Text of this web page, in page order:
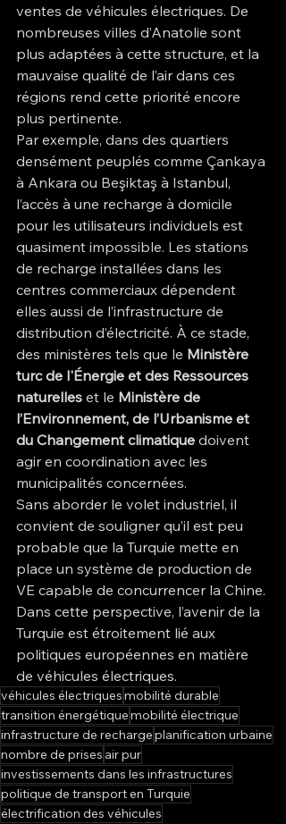
ventes de véhicules électriques. De
nombreuses villes d’Anatolie sont
plus adaptées à cette structure, et la
mauvaise qualité de l’air dans ces
régions rend cette priorité encore
plus pertinente.
Par exemple, dans des quartiers
densément peuplés comme Çankaya
à Ankara ou Beşiktaş à Istanbul,
l’accès à une recharge à domicile
pour les utilisateurs individuels est
quasiment impossible. Les stations
de recharge installées dans les
centres commerciaux dépendent
elles aussi de l’infrastructure de
distribution d’électricité. À ce stade,
des ministères tels que le Ministère
turc de l'Énergie et des Ressources
naturelles et le Ministère de
l’Environnement, de l’Urbanisme et
du Changement climatique doivent
agir en coordination avec les
municipalités concernées.
Sans aborder le volet industriel, il
convient de souligner qu’il est peu
probable que la Turquie mette en
place un système de production de
VE capable de concurrencer la Chine.
Dans cette perspective, l’avenir de la
Turquie est étroitement lié aux
politiques européennes en matière
de véhicules électriques.
véhicules électriquesmobilité durable
transition énergétiquemobilité électrique
infrastructure de rechargeplanification urbaine
nombre de prises air pur
investissements dans les infrastructures
politique de transport en Turquie
électrification des véhicules